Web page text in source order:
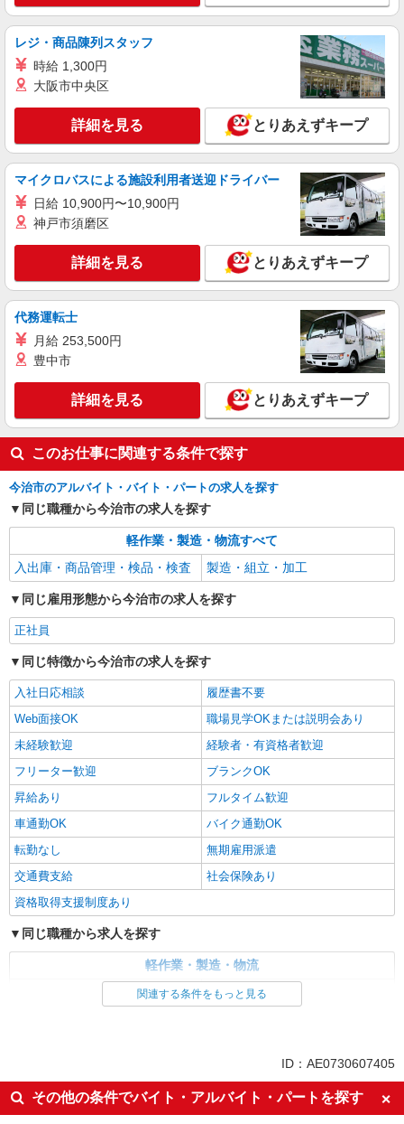
レジ・商品陳列スタッフ
時給 1,300円
大阪市中央区
詳細を見る とりあえずキープ
マイクロバスによる施設利用者送迎ドライバー
日給 10,900円〜10,900円
神戸市須磨区
詳細を見る とりあえずキープ
代務運転士
月給 253,500円
豊中市
詳細を見る とりあえずキープ
このお仕事に関連する条件で探す
今治市のアルバイト・バイト・パートの求人を探す
同じ職種から今治市の求人を探す
軽作業・製造・物流すべて
入出庫・商品管理・検品・検査
製造・組立・加工
同じ雇用形態から今治市の求人を探す
正社員
同じ特徴から今治市の求人を探す
入社日応相談
履歴書不要
Web面接OK
職場見学OKまたは説明会あり
未経験歓迎
経験者・有資格者歓迎
フリーター歓迎
ブランクOK
昇給あり
フルタイム歓迎
車通勤OK
バイク通勤OK
転勤なし
無期雇用派遣
交通費支給
社会保険あり
資格取得支援制度あり
同じ職種から求人を探す
軽作業・製造・物流
入出庫・商品管理・検品・検査
製造・組立・加工
交通費支給
社会保険あり
関連する条件をもっと見る
ID：AE0730607405
その他の条件でバイト・アルバイト・パートを探す